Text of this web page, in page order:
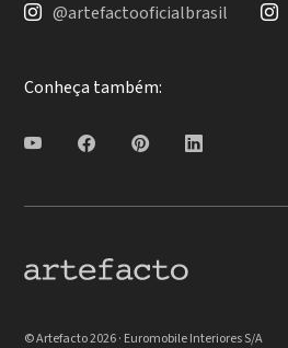
@artefactooficialbrasil
Conheça também:
© Artefacto 2026 · Euromobile Interiores S/A